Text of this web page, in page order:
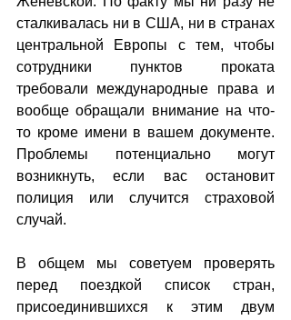
сталкивалась ни в США, ни в странах
центральной Европы с тем, чтобы
сотрудники пунктов проката
требовали международные права и
вообще обращали внимание на что-
то кроме имени в вашем документе.
Проблемы потенциально могут
возникнуть, если вас остановит
полиция или случится страховой
случай.
В общем мы советуем проверять
перед поездкой список стран,
присоединившихся к этим двум